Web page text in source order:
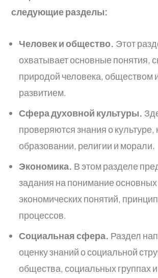
следующие разделы:
Человек и общество. Этот
охватывает основные понятия,
природой человека, обществом
развитием.
Сфера духовной культуры.
проверяются знания о культуре,
образовании, религии и морали.
Экономика. В этом разделе
задания на понимание основных
экономических понятий,
процессов.
Социальная сфера. Раздел
оценку знаний о социальной
общества, социальных группах